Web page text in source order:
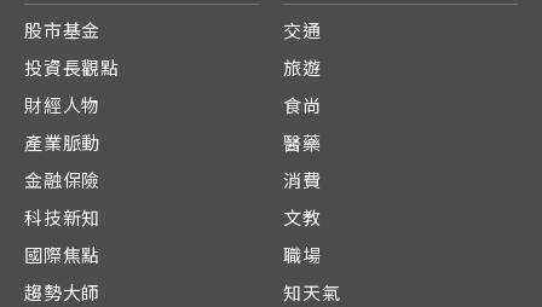
股市基金
投資長觀點
財經人物
產業脈動
金融保險
科技新知
國際焦點
趨勢大師
交通
旅遊
食尚
醫藥
消費
文教
職場
知天氣